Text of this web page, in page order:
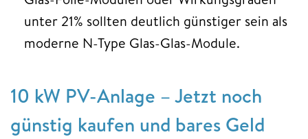
unter 21% sollten deutlich günstiger sein als
moderne N-Type Glas-Glas-Module.
10 kW PV-Anlage – Jetzt noch
günstig kaufen und bares Geld